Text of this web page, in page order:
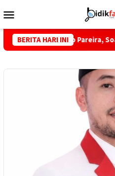
ke
Mobile
BERITA HARI INI
Hugo Pareira, Soal Ini?